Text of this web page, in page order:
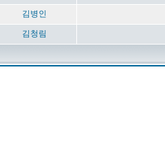
김병인
김청림